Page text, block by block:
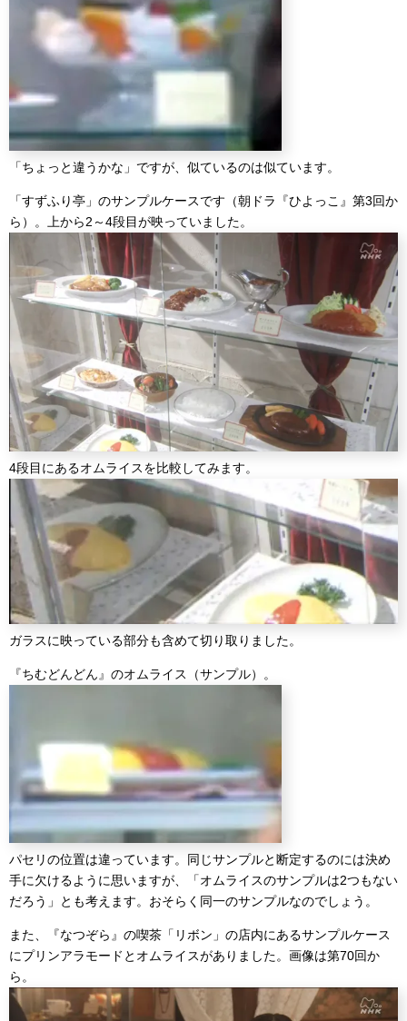
「ちょっと違うかな」ですが、似ているのは似ています。
「すずふり亭」のサンプルケースです（朝ドラ『ひよっこ』第3回か
ら）。上から2～4段目が映っていました。
4段目にあるオムライスを比較してみます。
ガラスに映っている部分も含めて切り取りました。
『ちむどんどん』のオムライス（サンプル）。
パセリの位置は違っています。同じサンプルと断定するのには決め
手に欠けるように思いますが、「オムライスのサンプルは2つもない
だろう」とも考えます。おそらく同一のサンプルなのでしょう。
また、『なつぞら』の喫茶「リボン」の店内にあるサンプルケース
にプリンアラモードとオムライスがありました。画像は第70回か
ら。